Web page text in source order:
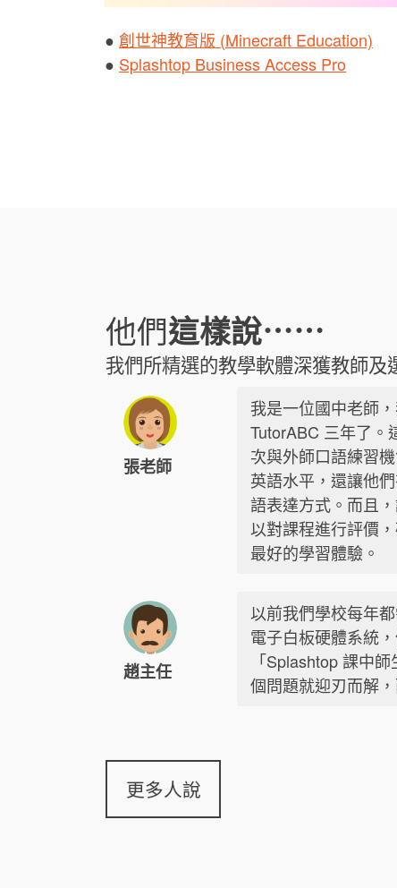
● 創世神教育版 (Minecraft Education)
● Splashtop Business Access Pro
他們這樣說⋯⋯
我們所精選的教學軟體深獲教師及
張老師
我是一位國中老師
TutorABC 三年了。
次與外師口語練習
英語水平，還讓他
語表達方式。而且
以對課程進行評價
最好的學習體驗。
趙主任
以前我們學校每年
電子白板硬體系統
「Splashtop 課中
個問題就迎刃而解
更多人說